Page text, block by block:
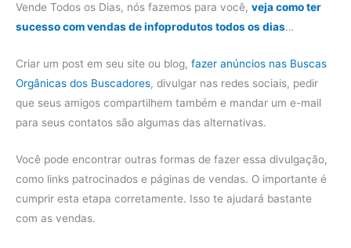
Vende Todos os Dias, nós fazemos para você, veja como ter
sucesso com vendas de infoprodutos todos os dias…
Criar um post em seu site ou blog, fazer anúncios nas Buscas
Orgânicas dos Buscadores, divulgar nas redes sociais, pedir
que seus amigos compartilhem também e mandar um e-mail
para seus contatos são algumas das alternativas.
Você pode encontrar outras formas de fazer essa divulgação,
como links patrocinados e páginas de vendas. O importante é
cumprir esta etapa corretamente. Isso te ajudará bastante
com as vendas.